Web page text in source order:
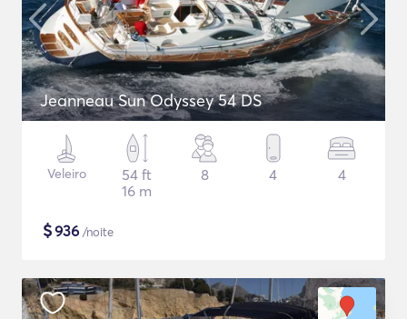
Jeanneau Sun Odyssey 54 DS
Veleiro
54 ft
16 m
8 4 4
$936 /noite